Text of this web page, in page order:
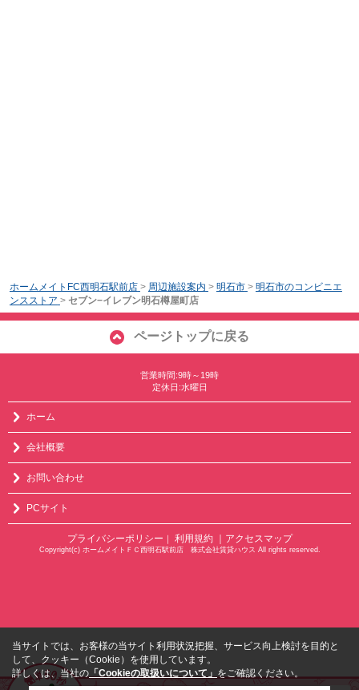
ホームメイトFC西明石駅前店 > 周辺施設案内 > 明石市 > 明石市のコンビニエ
ンスストア > セブン−イレブン明石樽屋町店
ページトップに戻る
営業時間:9時～19時
定休日:水曜日
ホーム
会社概要
お問い合わせ
PCサイト
プライバシーポリシー ｜ 利用規約 ｜アクセスマップ
Copyright(c) ホームメイトＦＣ西明石駅前店 株式会社賃貸ハウス All rights reserved.
当サイトでは、お客様の当サイト利用状況把握、サービス向上検討を目的と
して、クッキー（Cookie）を使用しています。
詳しくは、当社の 「Cookieの取扱いについて」 をご確認ください。